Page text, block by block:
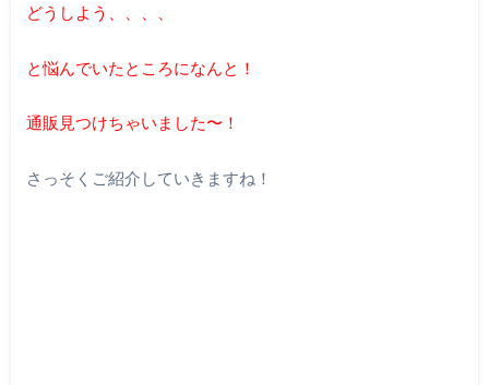
どうしよう、、、、
と悩んでいたところになんと！
通販見つけちゃいました〜！
さっそくご紹介していきますね！